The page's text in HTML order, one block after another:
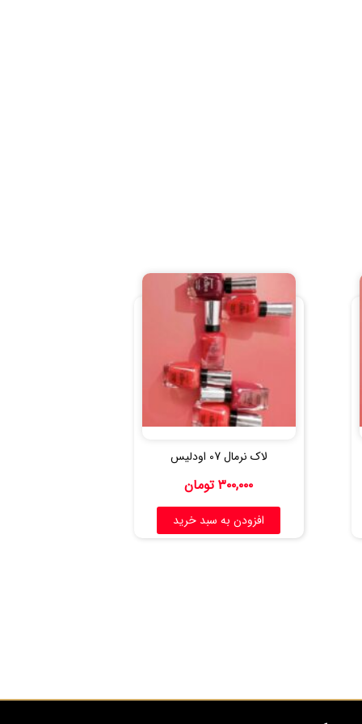
لاک نرمال 07 اودلیس
۳۰۰,۰۰۰ تومان
افزودن به سبد خرید